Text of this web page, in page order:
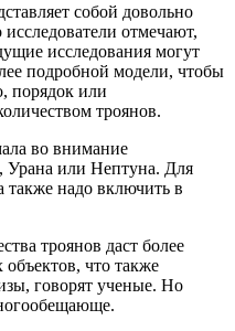
собой довольно
отмечают,
исследования могут
подробной модели, чтобы
порядок или
троянов.
во внимание
Урана или Нептуна. Для
также надо включить в
троянов даст более
что также
говорят ученые. Но